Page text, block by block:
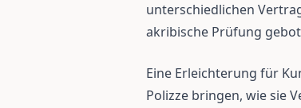
unterschiedlichen
akribische Prüfung
Eine Erleichterung für
Polizze bringen, wie sie